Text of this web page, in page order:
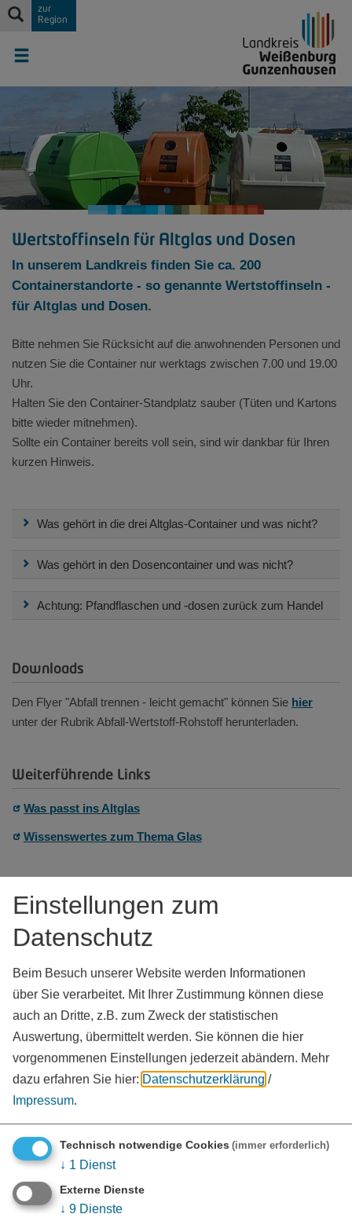
zur
Region
Wertstoffinseln für Altglas und Dosen
In unserem Landkreis finden Sie ca. 200
Containerstandorte - so genannte Wertstoffinseln -
für Altglas und Dosen.
Bitte nehmen Sie Rücksicht auf die anwohnenden Personen und
nutzen Sie die Container nur werktags zwischen 7.00 und 19.00
Uhr.
Halten Sie den Container-Standplatz sauber (Tüten und Kartons
bitte wieder mitnehmen).
Sollte ein Container bereits voll sein, sind wir dankbar für Ihren
kurzen Hinweis.
Was gehört in die drei Altglas-Container und was nicht?
Was gehört in den Dosencontainer und was nicht?
Achtung: Pfandflaschen und -dosen zurück zum Handel
Downloads
Den Flyer "Abfall trennen - leicht gemacht" können Sie hier
unter der Rubrik Abfall-Wertstoff-Rohstoff herunterladen.
Weiterführende Links
Was passt ins Altglas
Wissenswertes zum Thema Glas
Kontakt
Abfallwirtschaft (kommunal), Landratsamt Weißenburg-
Gunzenhausen
Alemannenstraße 26
91710 Gunzenhausen
Tel.:
09831 8802-0
GPS:
49°7'23.95''N 10°45'29.63''E
Einstellungen zum
Datenschutz
Beim Besuch unserer Website werden Informationen
über Sie verarbeitet. Mit Ihrer Zustimmung können diese
auch an Dritte, z.B. zum Zweck der statistischen
Auswertung, übermittelt werden. Sie können die hier
vorgenommenen Einstellungen jederzeit abändern. Mehr
dazu erfahren Sie hier: Datenschutzerklärung /
Impressum.
Technisch notwendige Cookies (immer erforderlich)
↓ 1 Dienst
Externe Dienste
↓ 9 Dienste